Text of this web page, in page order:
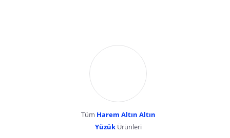
YENİBOSNA MERKEZ MAH LADİN SOK
Tüm Harem Altın Altın
YüzükÜrünleri